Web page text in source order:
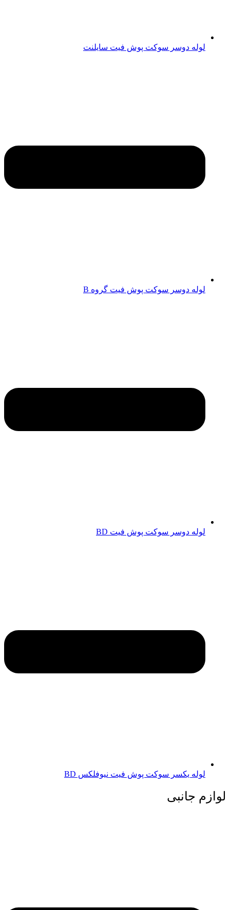
لوله دوسر سوکت پوش فیت سایلنت
لوله دوسر سوکت پوش فیت گروه B
لوله دوسر سوکت پوش فیت BD
لوله یکسر سوکت پوش فیت نیوفلکس BD
لوازم جانبی